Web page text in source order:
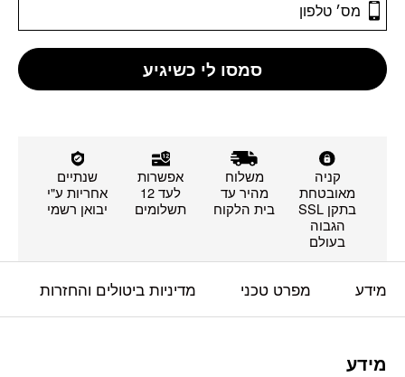
סמסו לי כשיגיע
קניה
מאובטחת
בתקן SSL
הגבוה
בעולם
משלוח
מהיר עד
בית הלקוח
אפשרות
לעד 12
תשלומים
שנתיים
אחריות ע"י
יבואן רשמי
מידע מפרט טכני מדיניות ביטולים והחזרות
מידע